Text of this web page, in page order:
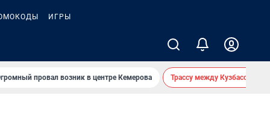
ИГРЫ
провал возник в центре Кемерова Трассу между Кузбассом и